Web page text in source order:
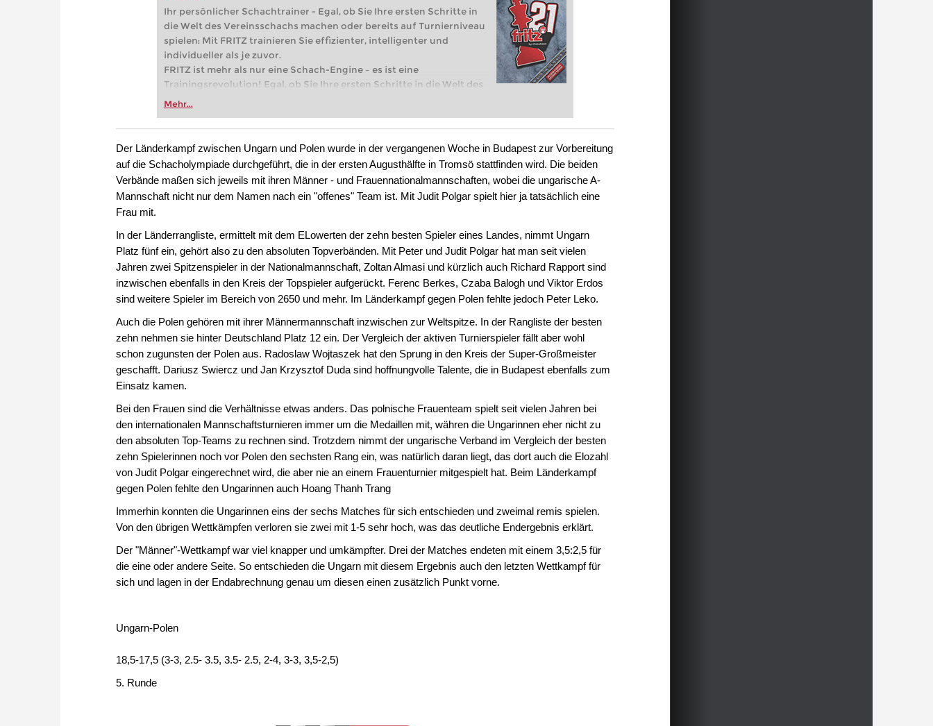
Ihr persönlicher Schachtrainer - Egal, ob Sie Ihre ersten Schritte in
die Welt des Vereinsschachs machen oder bereits auf Turnierniveau
spielen: Mit FRITZ trainieren Sie effizienter, intelligenter und
individueller als je zuvor.
FRITZ ist mehr als nur eine Schach-Engine – es ist eine
Trainingsrevolution! Egal, ob Sie Ihre ersten Schritte in die Welt des
Vereinsschachs machen oder bereits auf Turnierniveau spielen: Mit
zuvor.
Mehr...
Der Länderkampf zwischen Ungarn und Polen wurde in der vergangenen Woche in Budapest zur Vorbereitung
auf die Schacholympiade durchgeführt, die in der ersten Augusthälfte in Tromsö stattfinden wird. Die beiden
Verbände maßen sich jeweils mit ihren Männer - und Frauennationalmannschaften, wobei die ungarische A-
Mannschaft nicht nur dem Namen nach ein "offenes" Team ist. Mit Judit Polgar spielt hier ja tatsächlich eine
Frau mit.
In der Länderrangliste, ermittelt mit dem ELowerten der zehn besten Spieler eines Landes, nimmt Ungarn
Platz fünf ein, gehört also zu den absoluten Topverbänden. Mit Peter und Judit Polgar hat man seit vielen
Jahren zwei Spitzenspieler in der Nationalmannschaft, Zoltan Almasi und kürzlich auch Richard Rapport sind
inzwischen ebenfalls in den Kreis der Topspieler aufgerückt. Ferenc Berkes, Czaba Balogh und Viktor Erdos
sind weitere Spieler im Bereich von 2650 und mehr. Im Länderkampf gegen Polen fehlte jedoch Peter Leko.
Auch die Polen gehören mit ihrer Männermannschaft inzwischen zur Weltspitze. In der Rangliste der besten
zehn nehmen sie hinter Deutschland Platz 12 ein. Der Vergleich der aktiven Turnierspieler fällt aber wohl
schon zugunsten der Polen aus. Radoslaw Wojtaszek hat den Sprung in den Kreis der Super-Großmeister
geschafft. Dariusz Swiercz und Jan Krzysztof Duda sind hoffnungvolle Talente, die in Budapest ebenfalls zum
Einsatz kamen.
Bei den Frauen sind die Verhältnisse etwas anders. Das polnische Frauenteam spielt seit vielen Jahren bei
den internationalen Mannschaftsturnieren immer um die Medaillen mit, währen die Ungarinnen eher nicht zu
den absoluten Top-Teams zu rechnen sind. Trotzdem nimmt der ungarische Verband im Vergleich der besten
zehn Spielerinnen noch vor Polen den sechsten Rang ein, was natürlich daran liegt, das dort auch die Elozahl
von Judit Polgar eingerechnet wird, die aber nie an einem Frauenturnier mitgespielt hat. Beim Länderkampf
gegen Polen fehlte den Ungarinnen auch Hoang Thanh Trang
Immerhin konnten die Ungarinnen eins der sechs Matches für sich entschieden und zweimal remis spielen.
Von den übrigen Wettkämpfen verloren sie zwei mit 1-5 sehr hoch, was das deutliche Endergebnis erklärt.
Der "Männer"-Wettkampf war viel knapper und umkämpfter. Drei der Matches endeten mit einem 3,5:2,5 für
die eine oder andere Seite. So entschieden die Ungarn mit diesem Ergebnis auch den letzten Wettkampf für
sich und lagen in der Endabrechnung genau um diesen einen zusätzlich Punkt vorne.
Ungarn-Polen
18,5-17,5 (3-3, 2.5- 3.5, 3.5- 2.5, 2-4, 3-3, 3,5-2,5)
5. Runde